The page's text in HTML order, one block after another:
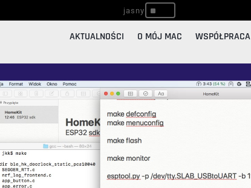
^
AKTUALNOŚCI O MÓJ MAC WSPÓŁPRACA